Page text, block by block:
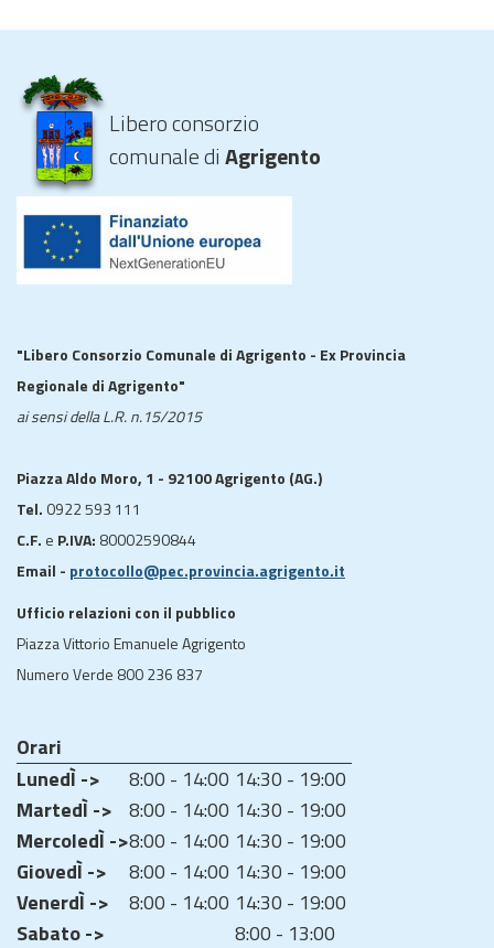
Libero consorzio
comunale diAgrigento
"Libero Consorzio Comunale di Agrigento - Ex Provincia
Regionale di Agrigento"
ai sensi della L.R. n.15/2015
Piazza Aldo Moro, 1 - 92100 Agrigento (AG.)
Tel. 0922 593 111
C.F. e P.IVA: 80002590844
Email - protocollo@pec.provincia.agrigento.it
Ufficio relazioni con il pubblico
Piazza Vittorio Emanuele Agrigento
Numero Verde 800 236 837
Orari
LunedÌ ->
8:00 - 14:00 14:30 - 19:00
MartedÌ -> 8:00 - 14:00 14:30 - 19:00
MercoledÌ ->8:00 - 14:00 14:30 - 19:00
GiovedÌ ->
8:00 - 14:00 14:30 - 19:00
VenerdÌ ->
8:00 - 14:00 14:30 - 19:00
Sabato ->
8:00 - 13:00